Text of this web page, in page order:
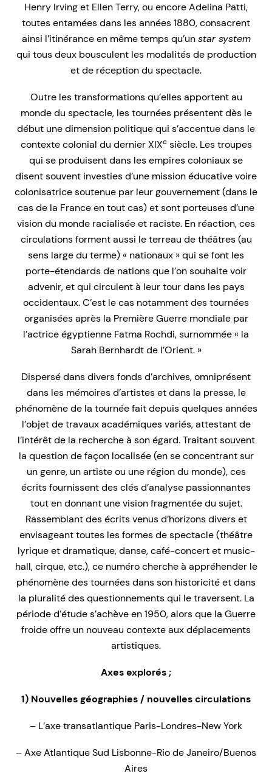
Henry Irving et Ellen Terry, ou encore Adelina Patti,
toutes entamées dans les années 1880, consacrent
ainsi l’itinérance en même temps qu’unstar system
qui tous deux bousculent les modalités de production
et de réception du spectacle.
Outre les transformations qu’elles apportent au
monde du spectacle, les tournées présentent dès le
début une dimension politique qui s’accentue dans le
contexte colonial du dernier XIXesiècle. Les troupes
qui se produisent dans les empires coloniaux se
disent souvent investies d’une mission éducative voire
colonisatrice soutenue par leur gouvernement (dans le
cas de la France en tout cas) et sont porteuses d’une
vision du monde racialisée et raciste. En réaction, ces
circulations forment aussi le terreau de théâtres (au
sens large du terme) « nationaux » qui se font les
porte-étendards de nations que l’on souhaite voir
advenir, et qui circulent à leur tour dans les pays
occidentaux. C’est le cas notamment des tournées
organisées après la Première Guerre mondiale par
l’actrice égyptienne Fatma Rochdi, surnommée « la
Sarah Bernhardt de l’Orient. »
Dispersé dans divers fonds d’archives, omniprésent
dans les mémoires d’artistes et dans la presse, le
phénomène de la tournée fait depuis quelques années
l’objet de travaux académiques variés, attestant de
l’intérêt de la recherche à son égard. Traitant souvent
la question de façon localisée (en se concentrant sur
un genre, un artiste ou une région du monde), ces
écrits fournissent des clés d’analyse passionnantes
tout en donnant une vision fragmentée du sujet.
Rassemblant des écrits venus d’horizons divers et
envisageant toutes les formes de spectacle (théâtre
lyrique et dramatique, danse, café-concert et music-
hall, cirque, etc.), ce numéro cherche à appréhender le
phénomène des tournées dans son historicité et dans
la pluralité des questionnements qui le traversent. La
période d’étude s’achève en 1950, alors que la Guerre
froide offre un nouveau contexte aux déplacements
artistiques.
Axes explorés ;
1) Nouvelles géographies / nouvelles circulations
– L’axe transatlantique Paris-Londres-New York
– Axe Atlantique Sud Lisbonne-Rio de Janeiro/Buenos
Aires